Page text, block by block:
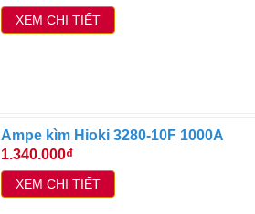
XEM CHI TIẾT
Ampe kìm Hioki 3280-10F 1000A
1.340.000₫
XEM CHI TIẾT